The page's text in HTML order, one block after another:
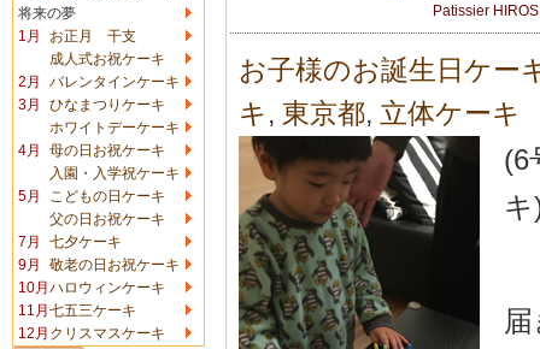
将来の夢
1月
お正月 干支
成人式お祝ケーキ
2月
バレンタインケーキ
3月
ひなまつりケーキ
ホワイトデーケーキ
4月
母の日お祝ケーキ
入園・入学祝ケーキ
5月
こどもの日ケーキ
父の日お祝ケーキ
7月
七夕ケーキ
9月
敬老の日お祝ケーキ
10月 ハロウィンケーキ
11月 七五三ケーキ
12月 クリスマスケーキ
Patissier
お子様のお誕生日ケー
キ , 東京都, 立体ケーキ
(6
キ